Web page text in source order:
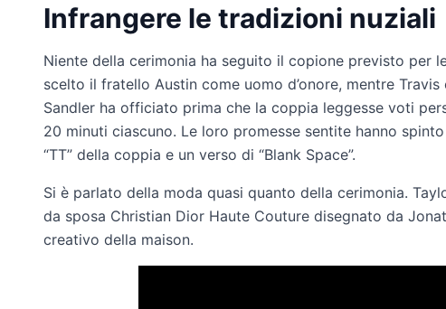
Infrangere le tradizioni nuziali
Niente della cerimonia ha seguito il copione previsto per
scelto il fratello Austin come uomo d’onore, mentre
Sandler ha officiato prima che la coppia leggesse voti
20 minuti ciascuno. Le loro promesse sentite hanno
“TT” della coppia e un verso di “Blank Space”.
Si è parlato della moda quasi quanto della cerimonia.
da sposa Christian Dior Haute Couture disegnato da
creativo della maison.